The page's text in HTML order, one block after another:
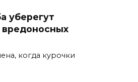
уберегут
когда курочки